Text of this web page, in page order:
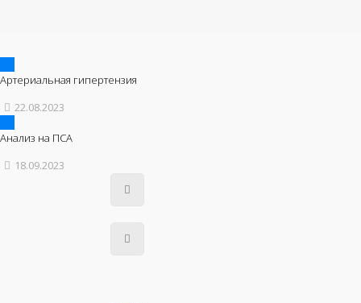
Артериальная гипертензия
22.08.2023
Анализ на ПСА
18.09.2023